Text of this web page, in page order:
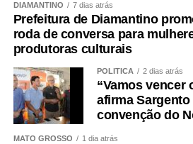
DIAMANTINO 7 dias atrás
Prefeitura de Diamantino
roda de conversa para
produtoras culturais
POLÍTICA 2 dias atrás
“Vamos vencer
afirma
convenção do
MATO GROSSO 1 dia atrás